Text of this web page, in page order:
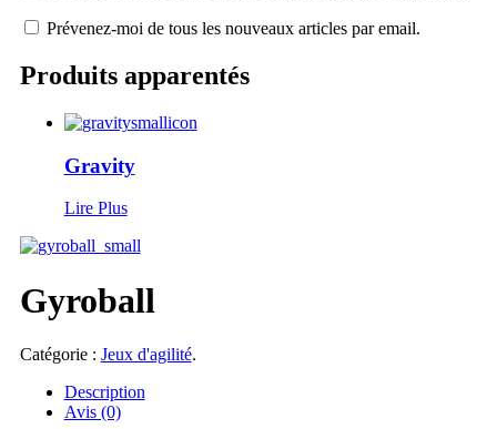
Prévenez-moi de tous les nouveaux articles par email.
Produits apparentés
Gravity
Lire Plus
Gyroball
Catégorie : Jeux d'agilité.
Description
Avis (0)